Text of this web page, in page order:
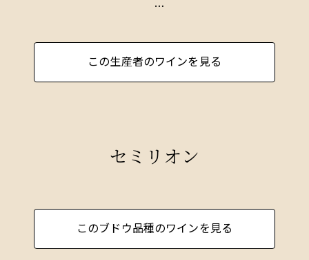
ヴィニヨン・ブランが植えられており、これらの
品種は単一品種としてリリースされつつも、グラ
ン・コルテのようなブレンドにも使用される。
漑にはアンデス山脈の雪解け水を使用し、全工程
よる収穫とフランス産の木による樽発酵の恩恵を
受けています。
この生産者のワインを見る
セミリオン
このブドウ品種のワインを見る